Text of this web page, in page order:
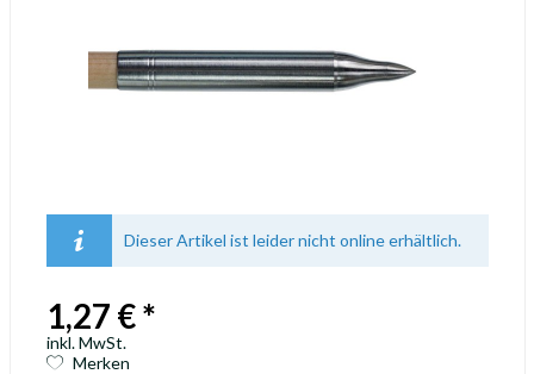
Dieser Artikel ist leider nicht online erhältlich.
1,27 € *
inkl. MwSt.
Merken